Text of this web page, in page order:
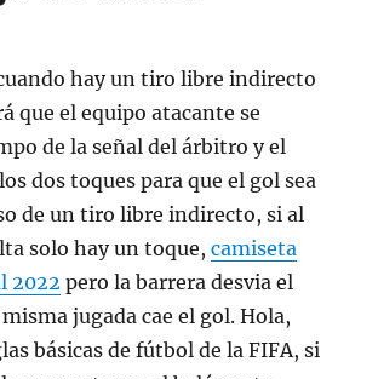
hay un tiro libre indirecto
que el equipo atacante se
de la señal del árbitro y el
dos toques para que el gol sea
de un tiro libre indirecto, si al
solo hay un toque,camiseta
2022 pero la barrera desvia el
jugada cae el gol. Hola,
básicas de fútbol de la FIFA, si